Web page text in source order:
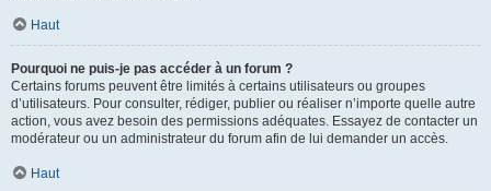
Haut
Pourquoi ne puis-je pas accéder à un forum ?
Certains forums peuvent être limités à certains utilisateurs ou groupes
d’utilisateurs. Pour consulter, rédiger, publier ou réaliser n’importe quelle autre
action, vous avez besoin des permissions adéquates. Essayez de contacter un
modérateur ou un administrateur du forum afin de lui demander un accès.
Haut